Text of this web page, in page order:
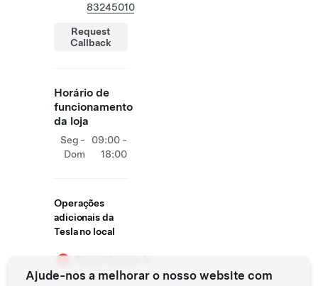
83245010
Request
Callback
Horário de
funcionamento
da loja
Seg -
Dom
09:00 -
18:00
Operações
adicionais da
Tesla no local
Ajude-nos a melhorar o nosso website com